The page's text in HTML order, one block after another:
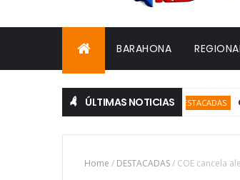
BARAHONA
ÚLTIMAS NOTICIAS
DESTACADAS
Home / DESTACADAS/ COE cancela